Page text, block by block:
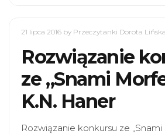
21 lipca 2016 by Przeczytanki Dorota
Rozwiązanie
ze „Snami
K.N. Haner
Rozwiązanie konkursu ze „Snami